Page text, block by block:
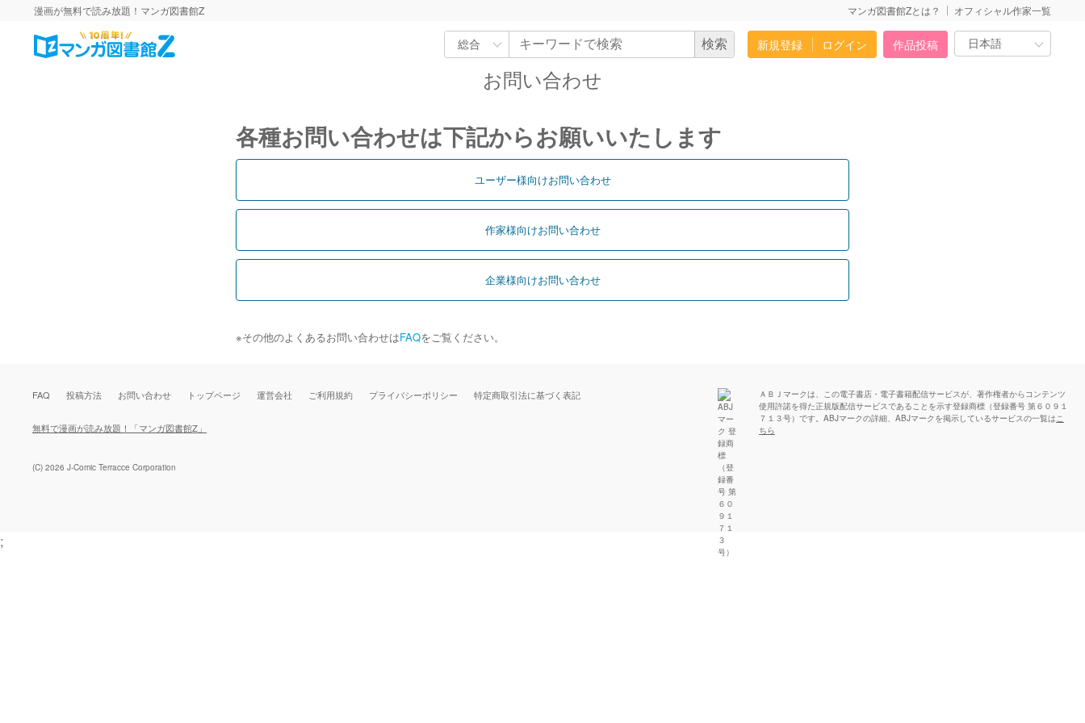
漫画が無料で読み放題！マンガ図書館Z マンガ図書館Zとは？ オフィシャル作家一覧
新規登録 ログイン 作品投稿
お問い合わせ
各種お問い合わせは下記からお願いいたします
ユーザー様向けお問い合わせ
作家様向けお問い合わせ
企業様向けお問い合わせ
※その他のよくあるお問い合わせはFAQをご覧ください。
ＡＢＪマークは、この電子書店・電子書籍配信サービスが、著作権者からコンテンツ
使用許諾を得た正規版配信サービスであることを示す登録商標（登録番号 第６０９１
７１３号）です。ABJマークの詳細、ABJマークを掲示しているサービスの一覧はこ
ちら
FAQ 投稿方法 お問い合わせ トップページ 運営会社 ご利用規約 プライバシーポリシー 特定商取引法に基づく表記
無料で漫画が読み放題！「マンガ図書館Z」
(C) 2026 J-Comic Terracce Corporation
;